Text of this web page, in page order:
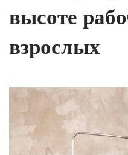
высоте
взрослых